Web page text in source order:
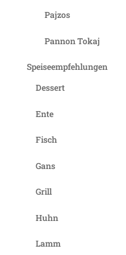
Pajzos
Pannon Tokaj
Speiseempfehlungen
Dessert
Ente
Fisch
Gans
Grill
Huhn
Lamm